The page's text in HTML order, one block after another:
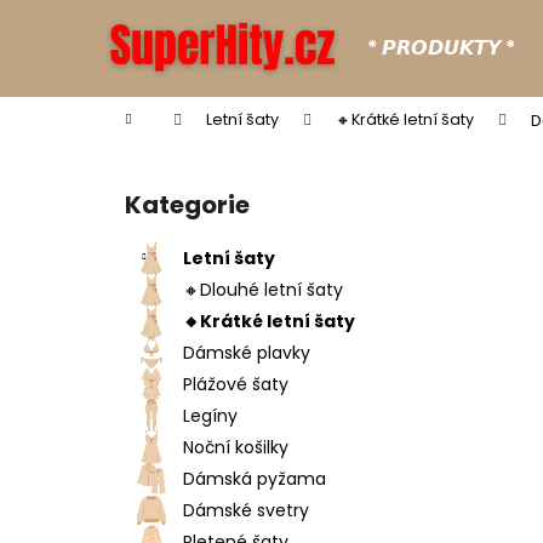
* 𝙋𝙍𝙊𝘿𝙐𝙆𝙏𝙔 *
Domů Letní šaty 🔸Krátké letní šaty
Přeskočit
kategorie
Kategorie
Letní šaty
🔸Dlouhé letní šaty
🔸Krátké letní šaty
Dámské plavky
Plážové šaty
Legíny
Noční košilky
Dámská pyžama
Dámské svetry
í
Zpět
do
Zpět
do